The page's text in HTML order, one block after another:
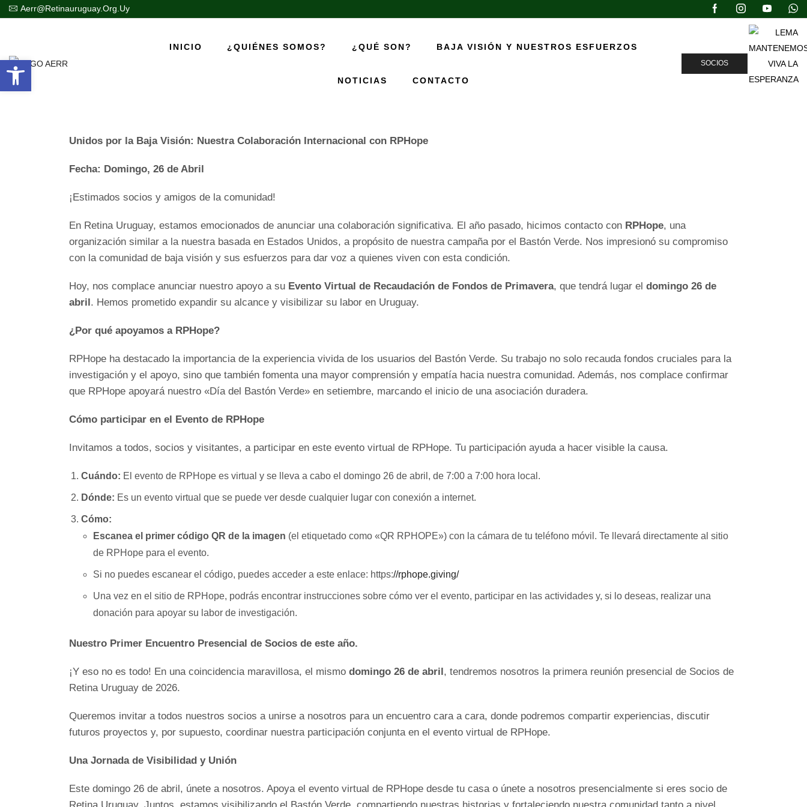
Aerr@retinauruguay.org.uy
INICIO ¿QUIÉNES SOMOS? ¿QUÉ SON? BAJA VISIÓN Y NUESTROS ESFUERZOS
NOTICIAS CONTACTO
SOCIOS
Unidos Por La Baja Visión: Nuestra Colaboración Internacional Con RPHope
Unidos por la Baja Visión: Nuestra Colaboración Internacional con RPHope
Fecha: Domingo, 26 de Abril
¡Estimados socios y amigos de la comunidad!
En Retina Uruguay, estamos emocionados de anunciar una colaboración significativa. El año pasado, hicimos contacto con RPHope, una
organización similar a la nuestra basada en Estados Unidos, a propósito de nuestra campaña por el Bastón Verde. Nos impresionó su compromiso
con la comunidad de baja visión y sus esfuerzos para dar voz a quienes viven con esta condición.
Hoy, nos complace anunciar nuestro apoyo a su Evento Virtual de Recaudación de Fondos de Primavera, que tendrá lugar el domingo 26 de
abril . Hemos prometido expandir su alcance y visibilizar su labor en Uruguay.
¿Por qué apoyamos a RPHope?
RPHope ha destacado la importancia de la experiencia vivida de los usuarios del Bastón Verde. Su trabajo no solo recauda fondos cruciales para la
investigación y el apoyo, sino que también fomenta una mayor comprensión y empatía hacia nuestra comunidad. Además, nos complace confirmar
que RPHope apoyará nuestro «Día del Bastón Verde» en setiembre, marcando el inicio de una asociación duradera.
Cómo participar en el Evento de RPHope
Invitamos a todos, socios y visitantes, a participar en este evento virtual de RPHope. Tu participación ayuda a hacer visible la causa.
Cuándo: El evento de RPHope es virtual y se lleva a cabo el domingo 26 de abril, de 7:00 a 7:00 hora local.
Dónde: Es un evento virtual que se puede ver desde cualquier lugar con conexión a internet.
Cómo:
Escanea el primer código QR de la imagen (el etiquetado como «QR RPHOPE») con la cámara de tu teléfono móvil. Te llevará directamente al sitio
de RPHope para el evento.
Si no puedes escanear el código, puedes acceder a este enlace: https://rphope.giving/
Una vez en el sitio de RPHope, podrás encontrar instrucciones sobre cómo ver el evento, participar en las actividades y, si lo deseas, realizar una
donación para apoyar su labor de investigación.
Nuestro Primer Encuentro Presencial de Socios de este año.
¡Y eso no es todo! En una coincidencia maravillosa, el mismo domingo 26 de abril, tendremos nosotros la primera reunión presencial de Socios de
Retina Uruguay de 2026.
Queremos invitar a todos nuestros socios a unirse a nosotros para un encuentro cara a cara, donde podremos compartir experiencias, discutir
futuros proyectos y, por supuesto, coordinar nuestra participación conjunta en el evento virtual de RPHope.
Una Jornada de Visibilidad y Unión
Este domingo 26 de abril, únete a nosotros. Apoya el evento virtual de RPHope desde tu casa o únete a nosotros presencialmente si eres socio de
Abrir barra de herramientas